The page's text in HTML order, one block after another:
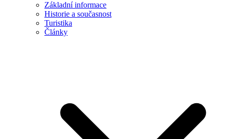
Základní informace
Historie a současnost
Turistika
Články